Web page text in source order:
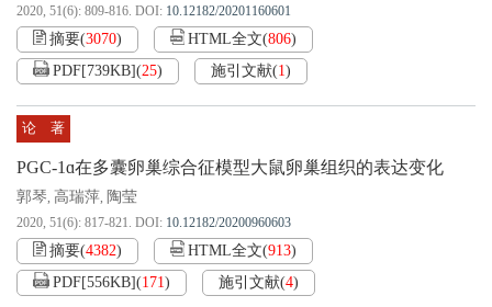
2020, 51(6): 809-816. DOI: 10.12182/20201160601
摘要(3070) HTML全文(806)
PDF[739KB](25) 施引文献(1)
论 著
PGC-1ɑ在多囊卵巢综合征模型大鼠卵巢组织的表达变化
郭琴, 高瑞萍, 陶莹
2020, 51(6): 817-821. DOI: 10.12182/20200960603
摘要(4382) HTML全文(913)
PDF[556KB](171) 施引文献(4)